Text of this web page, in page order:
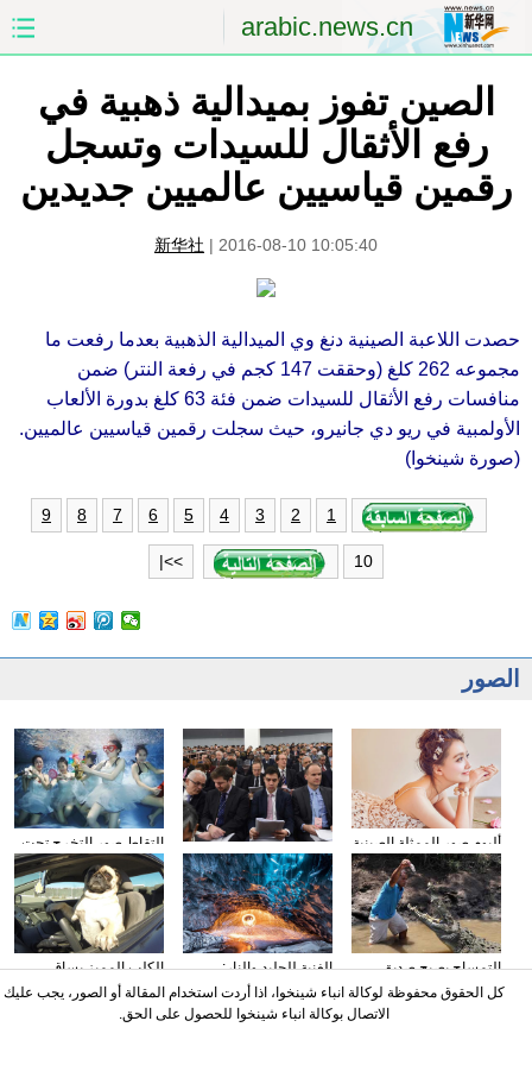
arabic.news.cn
الصين الصفحة الأولى
الشرق الأوسط العالم
الاقتصاد الصين والعالم العربي
الرياضة السياحة والبيئة
مؤتمر صحفى للخارجية الصور
الصين تفوز بميدالية ذهبية في
رفع الأثقال للسيدات وتسجل
رقمين قياسيين عالميين جديدين
新华社 | 2016-08-10 10:05:40
حصدت اللاعبة الصينية دنغ وي الميدالية الذهبية بعدما رفعت ما
مجموعه 262 كلغ (وحققت 147 كجم في رفعة النتر) ضمن
منافسات رفع الأثقال للسيدات ضمن فئة 63 كلغ بدورة الألعاب
الأولمبية في ريو دي جانيرو، حيث سجلت رقمين قياسيين عالميين.
(صورة شينخوا)
1
2
3
4
5
6
7
8
9
10
>>|
الصور
التقاط صور التخرج تحت
المياه
وسائل الإعلام الأجنبية
تولي اهتمامها بتقرير عمل
الحكومة
ألبوم صور الممثلة الصينية
سون تشيان
الكلب المميز يساق
السيارات
الغنية للجليد والنار:
المصور يلتقط صورا في
الأنهار الجليدية
التمساح يصبح صديق
الناس في كوستا ريكا
كل الحقوق محفوظة لوكالة انباء شينخوا، اذا أردت استخدام المقالة أو الصور، يجب عليك
الاتصال بوكالة انباء شينخوا للحصول على الحق.